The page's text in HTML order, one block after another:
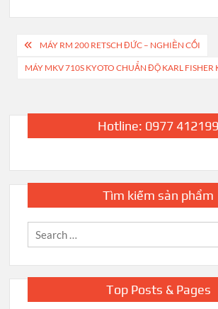
Post
navigation
MÁY RM 200 RETSCH ĐỨC – NGHIỀN CỐI
MÁY MKV 710S KYOTO CHUẨN ĐỘ KARL FISHER
Hotline: 0977 412199
Tìm kiếm sản phẩm
Top Posts & Pages